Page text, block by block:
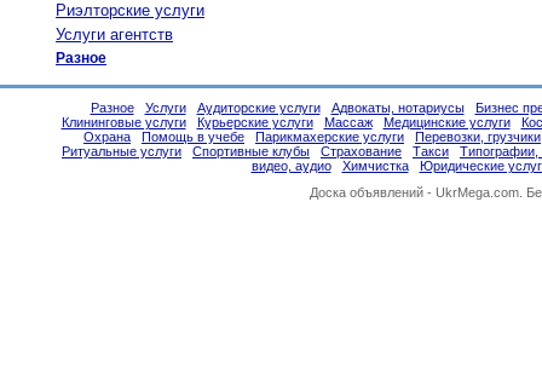
Риэлторские услуги
Услуги агентств
Разное
Разное Услуги Аудиторские услуги Адвокаты, нотариусы
Бизнес
Клининговые услуги
Курьерские услуги Массаж Медицинские услуги
Охрана
Помощь в учебе Парикмахерские услуги
Перевозки, грузчики
Ритуальные услуги
Спортивные клубы Страхование Такси
Типографии,
видео, аудио
Химчистка
Юридические
Доска объявлений - UkrMega.com.